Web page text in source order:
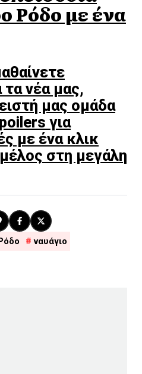
Ρόδο με ένα
τα νέα μας,
μας ομάδα
για
με ένα κλικ
στη μεγάλη
ναυάγιο